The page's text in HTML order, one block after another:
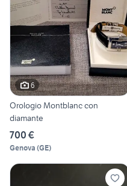
6
Orologio Montblanc con
diamante
700 €
Genova (GE)